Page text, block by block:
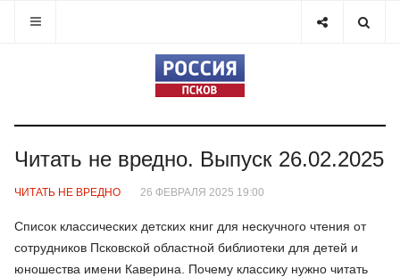
Читать не вредно. Выпуск 26.02.2025
ЧИТАТЬ НЕ ВРЕДНО 26 ФЕВРАЛЯ 2025 19:00
Список классических детских книг для нескучного чтения от
сотрудников Псковской областной библиотеки для детей и
юношества имени Каверина. Почему классику нужно читать